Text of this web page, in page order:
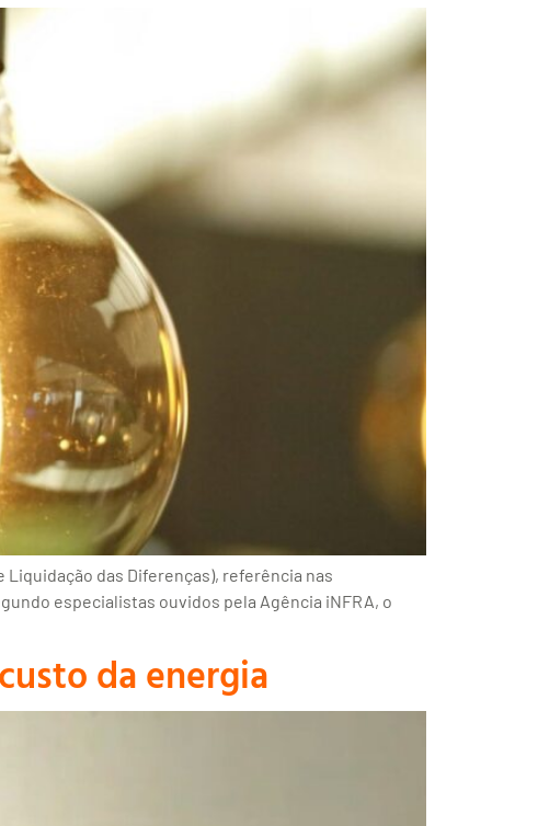
Liquidação das Diferenças), referência nas
especialistas ouvidos pela Agência iNFRA, o
da energia